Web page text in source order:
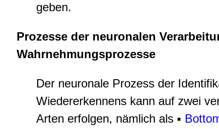
geben.
Prozesse der neuronalen
Wahrnehmungsprozesse
Der neuronale Prozess der
Wiedererkennens kann auf zwei
Arten erfolgen, nämlich als ▪